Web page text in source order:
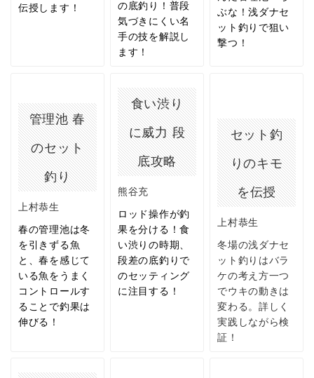
伝授します！
の底釣り！普段
気づきにくい名
手の技を解説し
ます！
ぶな！浅ダナセ
ット釣りで狙い
撃つ！
管理池 春
のセット
釣り
上村恭生
春の管理池は冬
を引きずる魚
と、春を感じて
いる魚をうまく
コントロールす
ることで釣果は
伸びる！
食い渋り
に威力 段
底攻略
熊谷充
ロッド操作が釣
果を分ける！食
い渋りの時期、
段差の底釣りで
のセッティング
に注目する！
セット釣
りのキモ
を伝授
上村恭生
冬場の浅ダナセ
ット釣りはバラ
ケの考え方一つ
でウキの動きは
変わる。詳しく
実践しながら検
証！